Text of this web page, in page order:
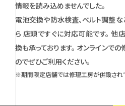
情報を読み込めませんでした。
電池交換や防水検査、ベルト調整な
ら 店頭ですぐに対応可能です。 他
換も承っております。 オンラインで
のでぜひご利用ください。
※期間限定店舗では修理工房が併設され